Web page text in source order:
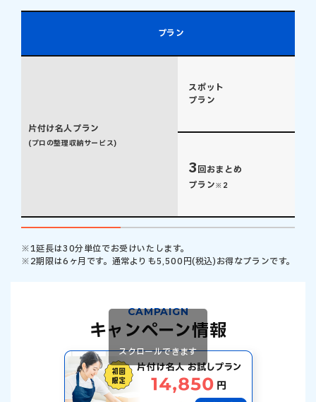
スクロールできます
プラン
片付け名人プラン
(プロの整理収納サービス)
スポット
プラン
3回おまとめ
プラン※2
※1延長は30分単位でお受けいたします。
※2期限は6ヶ月です。通常よりも5,500円(税込)お得なプランです。
CAMPAIGN
キャンペーン情報